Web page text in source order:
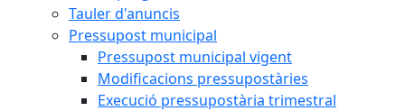
Tauler d'anuncis
Pressupost municipal
Pressupost municipal vigent
Modificacions pressupostàries
Execució pressupostària trimestral